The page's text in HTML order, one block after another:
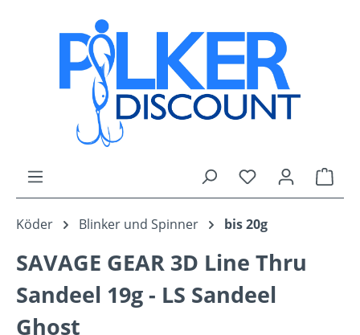
Zum Hauptinhalt springen
Du hast 0
Köder Blinker und Spinner bis 20g
SAVAGE GEAR 3D Line Thru
Sandeel 19g - LS Sandeel
Ghost